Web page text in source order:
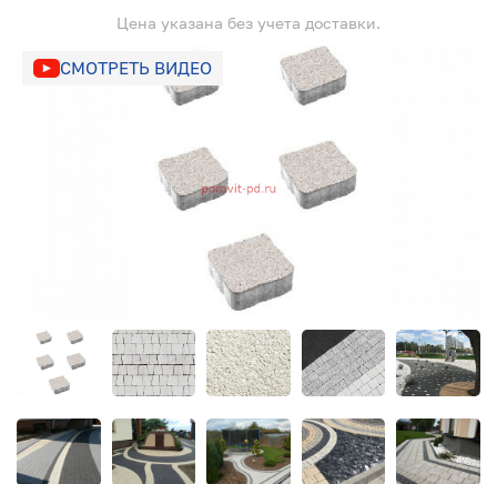
Цена указана без учета доставки.
СМОТРЕТЬ ВИДЕО